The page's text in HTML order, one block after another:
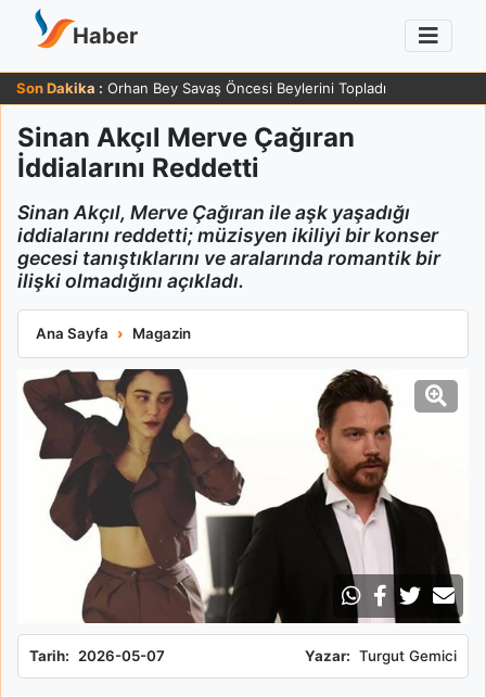
Haber
Son Dakika : Orhan Bey Savaş Öncesi Beylerini Topladı
Sinan Akçıl Merve Çağıran
İddialarını Reddetti
Sinan Akçıl, Merve Çağıran ile aşk yaşadığı
iddialarını reddetti; müzisyen ikiliyi bir konser
gecesi tanıştıklarını ve aralarında romantik bir
ilişki olmadığını açıkladı.
Ana Sayfa Magazin
Sinan Akçıl Merve Çağıran İddialarını Reddetti
Tarih: 2026-05-07 Yazar: Turgut Gemici